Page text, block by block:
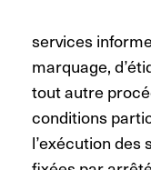
services
marquage,
tout autre
conditions
l’exécution des